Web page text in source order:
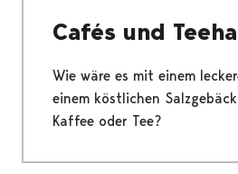
Cafés und
Wie wäre es mit einem
einem köstlichen
Kaffee oder Tee?